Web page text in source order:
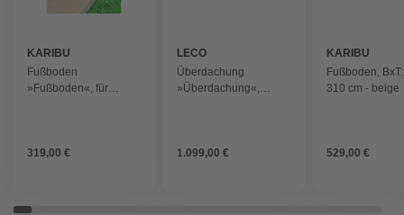
KARIBU
Fußboden
»Fußboden«, für
319,00 €
LECO
Überdachung
»Überdachung«,
1.099,00 €
KARIBU
Fußboden,
310 cm - beige
529,00 €